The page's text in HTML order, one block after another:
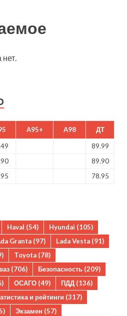
A95+ A98 ДТ
89.99
89.90
78.95
Haval (54) Hyundai (105)
Granta (97) Lada Vesta (91)
Toyota (78)
(706) Безопасность (209)
ОСАГО (49) ПДД (136)
и рейтинги (317)
Экзамен (57)